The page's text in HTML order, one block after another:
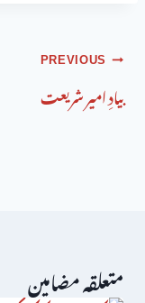
PREVIOUS
بیادِ امیر شریعت
متعلقہ مضامین